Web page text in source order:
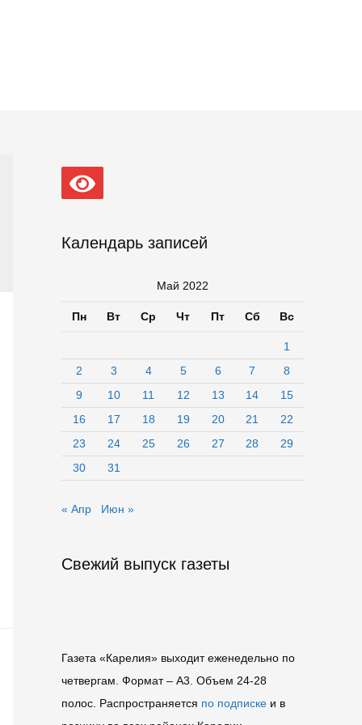
Календарь записей
Май 2022
Пн Вт Ср Чт Пт Сб Вс
1
2
3 4 5 6 7
8
9
10 11 12 13 14
15
16
17 18 19 20 21
22
23
24 25 26 27 28
29
30
31
« Апр Июн »
Свежий выпуск газеты
Газета «Карелия» выходит еженедельно по
четвергам. Формат – A3. Объем 24-28
полос. Распространяется по подписке и в